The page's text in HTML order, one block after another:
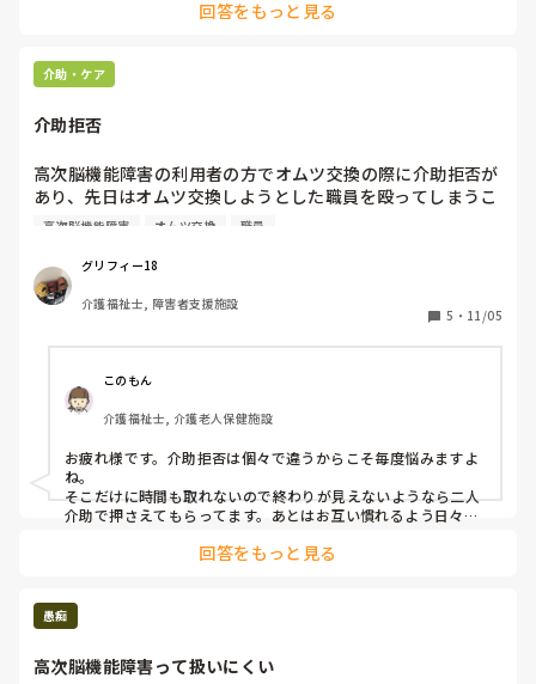
回答をもっと見る
介助・ケア
介助拒否
高次脳機能障害の利用者の方でオムツ交換の際に介助拒否が
あり、先日はオムツ交換しようとした職員を殴ってしまうこ
とがありました。
んでいます。
介助拒否のある方の対応はどうしていますか？
高次脳機能障害 オムツ交換 職員
グリフィー18
介護福祉士, 障害者支援施設
5 ・ 11/05
このもん
介護福祉士, 介護老人保健施設
お疲れ様です。介助拒否は個々で違うからこそ毎度悩みますよ
ね。
そこだけに時間も取れないので終わりが見えないようなら二人
介助で押さえてもらってます。あとはお互い慣れるよう日々の
回答をもっと見る
愚痴
高次脳機能障害って扱いにくい